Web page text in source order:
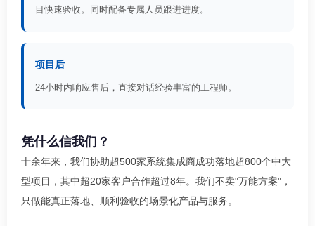
目快速验收。同时配备专属人员跟进进度。
项目后
24小时内响应售后，直接对话经验丰富的工程师。
凭什么信我们？
十余年来，我们协助超500家系统集成商成功落地超800个中大
型项目，其中超20家客户合作超过8年。我们不卖"万能方案"，
只做能真正落地、顺利验收的场景化产品与服务。